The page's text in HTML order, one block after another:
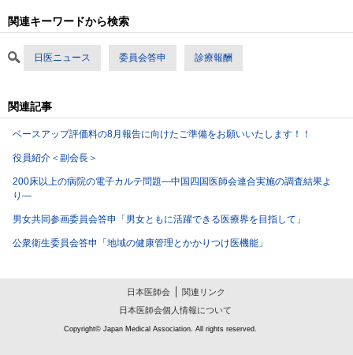
関連キーワードから検索
日医ニュース 委員会答申 診療報酬
関連記事
ベースアップ評価料の8月報告に向けたご準備をお願いいたします！！
役員紹介＜副会長＞
200床以上の病院の電子カルテ問題―中国四国医師会連合実施の調査結果よ
り―
男女共同参画委員会答申「男女ともに活躍できる医療界を目指して」
公衆衛生委員会答申「地域の健康管理とかかりつけ医機能」
日本医師会
関連リンク
日本医師会個人情報について
Copyright© Japan Medical Association. All rights reserved.